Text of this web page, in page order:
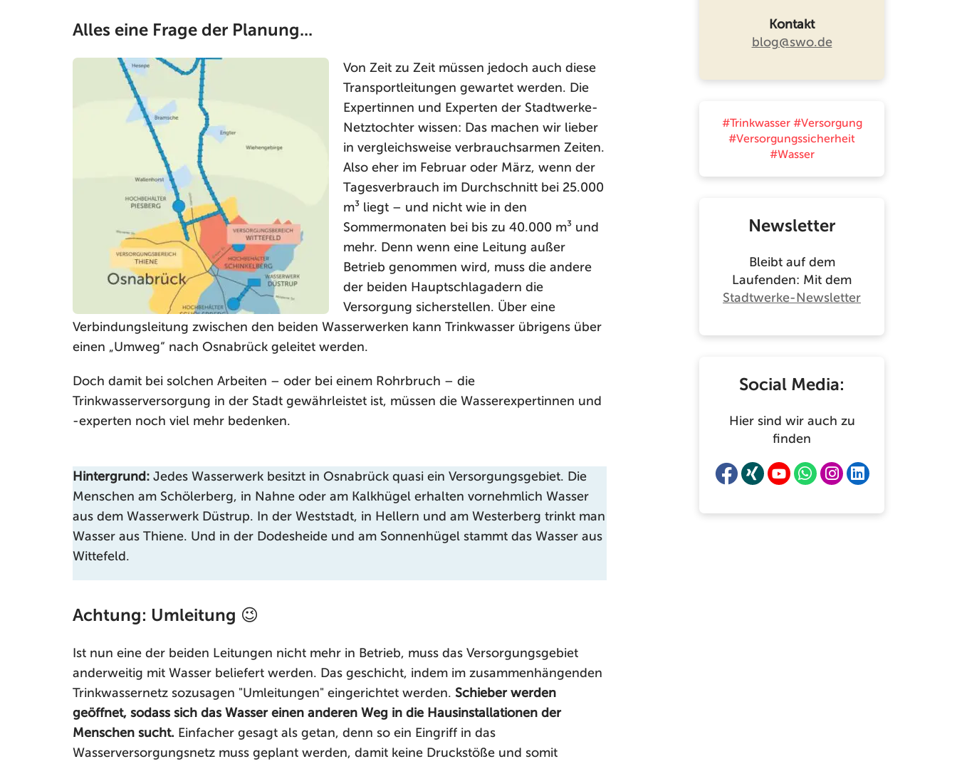
Alles eine Frage der Planung...
Von Zeit zu Zeit müssen jedoch auch diese
Transportleitungen gewartet werden. Die
Expertinnen und Experten der Stadtwerke-
Netztochter wissen: Das machen wir lieber
in vergleichsweise verbrauchsarmen Zeiten.
Also eher im Februar oder März, wenn der
Tagesverbrauch im Durchschnitt bei 25.000
m³ liegt – und nicht wie in den
Sommermonaten bei bis zu 40.000 m³ und
mehr. Denn wenn eine Leitung außer
Betrieb genommen wird, muss die andere
der beiden Hauptschlagadern die
Versorgung sicherstellen. Über eine
Verbindungsleitung zwischen den beiden Wasserwerken kann Trinkwasser übrigens über
einen „Umweg“ nach Osnabrück geleitet werden.
Doch damit bei solchen Arbeiten – oder bei einem Rohrbruch – die
Trinkwasserversorgung in der Stadt gewährleistet ist, müssen die Wasserexpertinnen und
-experten noch viel mehr bedenken.
Hintergrund: Jedes Wasserwerk besitzt in Osnabrück quasi ein Versorgungsgebiet. Die
Menschen am Schölerberg, in Nahne oder am Kalkhügel erhalten vornehmlich Wasser
aus dem Wasserwerk Düstrup. In der Weststadt, in Hellern und am Westerberg trinkt man
Wasser aus Thiene. Und in der Dodesheide und am Sonnenhügel stammt das Wasser aus
Wittefeld.
Achtung: Umleitung 😉
Ist nun eine der beiden Leitungen nicht mehr in Betrieb, muss das Versorgungsgebiet
anderweitig mit Wasser beliefert werden. Das geschicht, indem im zusammenhängenden
Trinkwassernetz sozusagen "Umleitungen" eingerichtet werden. Schieber werden
geöffnet, sodass sich das Wasser einen anderen Weg in die Hausinstallationen der
Menschen sucht. Einfacher gesagt als getan, denn so ein Eingriff in das
Wasserversorgungsnetz muss geplant werden, damit keine Druckstöße und somit
Kontakt
blog@swo.de
#Trinkwasser #Versorgung
#Versorgungssicherheit
#Wasser
Newsletter
Bleibt auf dem
Laufenden: Mit dem
Stadtwerke-Newsletter
Social Media:
Hier sind wir auch zu
finden